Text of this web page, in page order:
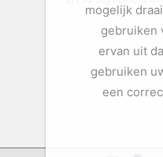
mogelijk
gebruiken
ervan uit
gebruiken
een